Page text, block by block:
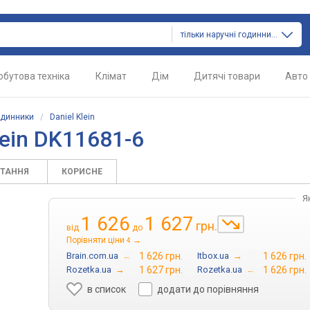
тільки наручні годинники
техніка Клімат Дім Дитячі товари Авто
/ Daniel Klein
DK11681-6
КОРИСНЕ
від 1 626 до 1 627 грн.
Порівняти ціни 4 →
Brain.com.ua → 1 626 грн. Itbox.ua → 1 626 грн.
Rozetka.ua → 1 627 грн. Rozetka.ua →
1 626 грн.
в список
додати до порівняння